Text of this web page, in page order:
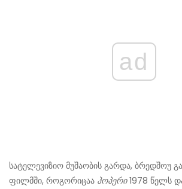
ad
სატელევიზიო მუშაობის გარდა, ბრედშოუ
ფილმში, როგორიცაა ჰოპერი 1978 წელს